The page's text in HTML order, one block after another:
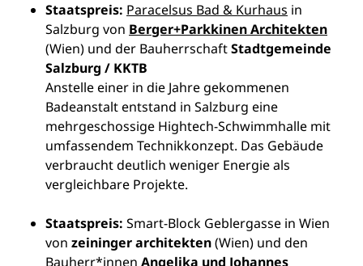
Staatspreis: Paracelsus Bad & Kurhaus in
Salzburg von Berger+Parkkinen Architekten
(Wien) und der BauherrschaftStadtgemeinde
Salzburg / KKTB
Anstelle einer in die Jahre gekommenen
Badeanstalt entstand in Salzburg eine
mehrgeschossige Hightech-Schwimmhalle mit
umfassendem Technikkonzept. Das Gebäude
verbraucht deutlich weniger Energie als
vergleichbare Projekte.
Staatspreis: Smart-Block Geblergasse in Wien
von zeininger architekten(Wien) und den
Bauherr*innen Angelika und Johannes